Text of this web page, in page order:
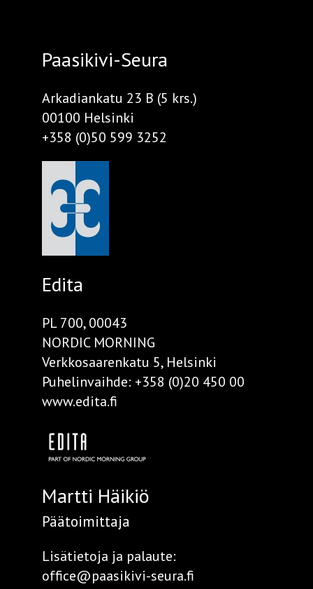
Paasikivi-Seura
Arkadiankatu 23 B (5 krs.)
00100 Helsinki
+358 (0)50 599 3252
Edita
PL 700, 00043
NORDIC MORNING
Verkkosaarenkatu 5, Helsinki
Puhelinvaihde: +358 (0)20 450 00
www.edita.fi
Martti Häikiö
Päätoimittaja
Lisätietoja ja palaute:
office@paasikivi-seura.fi